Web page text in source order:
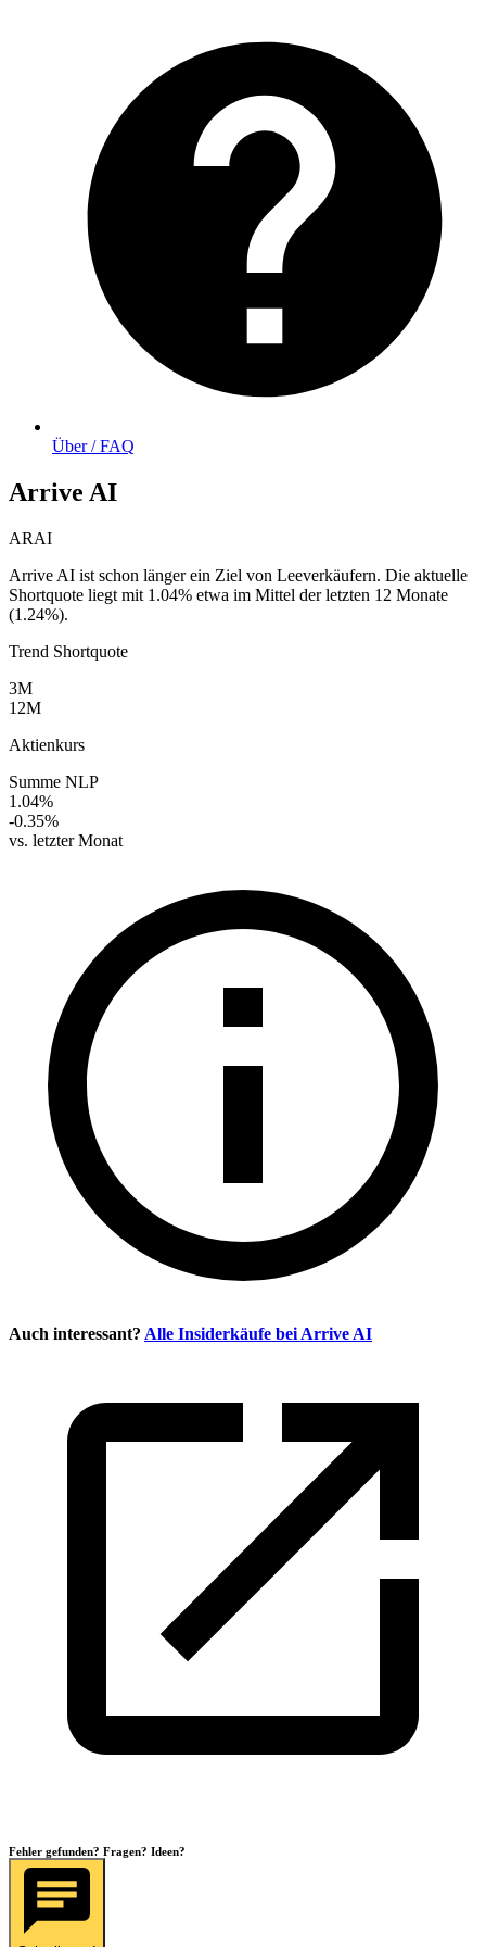
Über / FAQ
Arrive AI
ARAI
Arrive AI ist schon länger ein Ziel von Leeverkäufern. Die aktuelle
Shortquote liegt mit 1.04% etwa im Mittel der letzten 12 Monate
(1.24%).
Trend Shortquote
3M
12M
Aktienkurs
Summe NLP
1.04%
-0.35%
vs. letzter Monat
Auch interessant? Alle Insiderkäufe bei Arrive AI
Fehler gefunden? Fragen? Ideen?